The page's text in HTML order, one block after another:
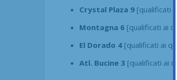
Crystal Plaza 9 [qualificati
Montagna 6 [qualificati ai
El Dorado 4 [qualificati ai
Atl. Bucine 3 [qualificati ai